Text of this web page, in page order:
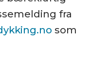
fra
som